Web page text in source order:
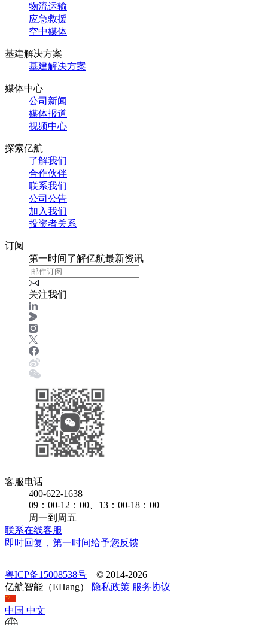
物流运输
应急救援
空中媒体
基建解决方案
基建解决方案
媒体中心
公司新闻
媒体报道
视频中心
探索亿航
了解我们
合作伙伴
联系我们
公司公告
加入我们
投资者关系
订阅
第一时间了解亿航最新资讯
关注我们
客服电话
400-622-1638
09：00-12：00、13：00-18：00
周一到周五
联系在线客服
即时回复，第一时间给予您反馈
粤ICP备15008538号 © 2014-2026
亿航智能（EHang）
隐私政策 服务协议
中国 中文